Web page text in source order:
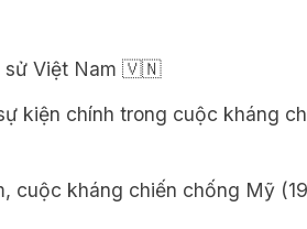
sử Việt Nam 🇻🇳
kiện chính trong cuộc kháng
cuộc kháng chiến chống Mỹ